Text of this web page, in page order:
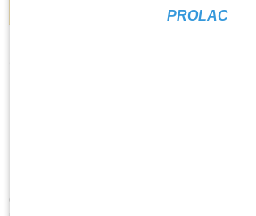
Gerko advanced cut polijstpasta is de
PROLAC